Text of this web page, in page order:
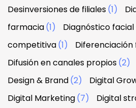
Desinversiones de filiales(1)
farmacia(1) Diagnóstico facial
competitiva(1)
Difusión en canales propios(2)
Design & Brand(2) Digital
Digital Marketing(7) Digital